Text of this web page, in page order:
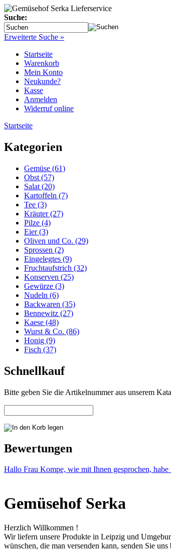
Suche:
Erweiterte Suche »
Startseite
Warenkorb
Mein Konto
Neukunde?
Kasse
Anmelden
Widerruf online
Startseite
Kategorien
Gemüse (61)
Obst (57)
Salat (20)
Kartoffeln (7)
Tee (3)
Kräuter (27)
Pilze (4)
Eier (3)
Oliven und Co. (29)
Sprossen (2)
Eingelegtes (9)
Fruchtaufstrich (32)
Konserven (25)
Gewürze (3)
Nudeln (6)
Backwaren (35)
Bennewitz (27)
Kaese (48)
Wurst & Co. (86)
Honig (9)
Fisch (37)
Schnellkauf
Bitte geben Sie die Artikelnummer aus unserem
Bewertungen
Hallo Frau Kompe, wie mit Ihnen gesprochen, habe
Gemüsehof Serka
Herzlich Willkommen !
Wir liefern unsere Produkte in Leipzig und
wünschen, die man versenden kann, senden Sie